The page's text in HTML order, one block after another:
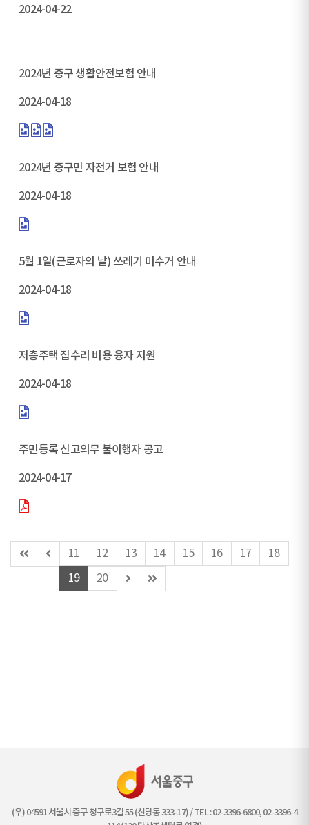
2024-04-22
2024년 중구 생활안전보험 안내
2024-04-18
2024년 중구민 자전거 보험 안내
2024-04-18
5월 1일(근로자의 날) 쓰레기 미수거 안내
2024-04-18
저층주택 집수리 비용 융자 지원
2024-04-18
주민등록 신고의무 불이행자 공고
2024-04-17
첫
페
이
전
11 12 13 14 15 16 17
18
19
20
다
음
마
지
(우) 04591 서울시 중구 청구로3길 55 (신당동 333-17) / TEL : 02-3396-6800, 02-3396-4